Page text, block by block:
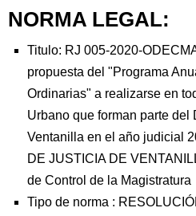
NORMA LEGAL:
Titulo: RJ 005-2020-
propuesta del "Programa
Ordinarias" a realizarse en
Urbano que forman parte del
Ventanilla en el año judicial
DE JUSTICIA DE
de Control de la Magistratura
Tipo de norma :